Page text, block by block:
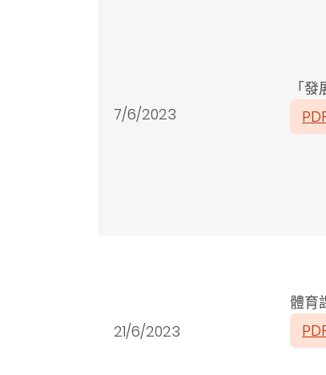
7/6/2023
「
21/6/2023
體育